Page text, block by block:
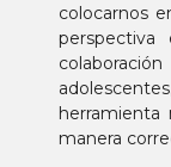
colocarnos
perspectiva
herramienta
manera